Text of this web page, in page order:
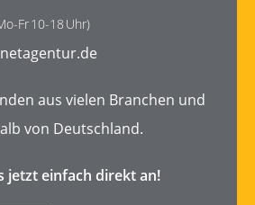
Fr 10-18 Uhr)
aus vielen Branchen und
von Deutschland.
jetzt einfach direkt an!